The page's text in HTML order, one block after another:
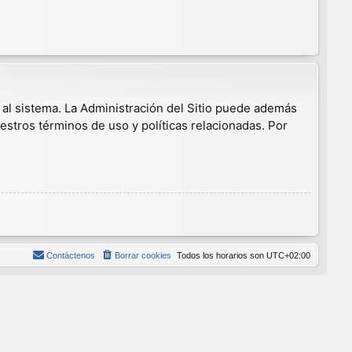
sistema. La Administración del Sitio puede además
términos de uso y políticas relacionadas. Por
Todos los horarios son UTC+02:00
Borrar cookies
Contáctenos